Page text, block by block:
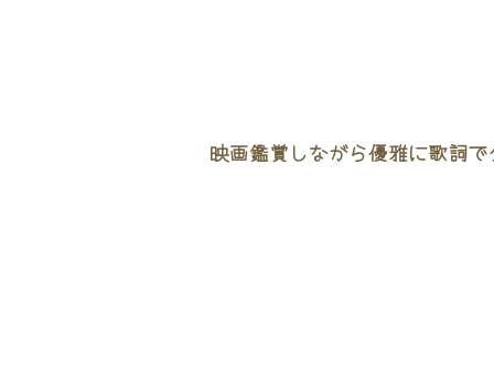
映画鑑賞しながら優雅に歌詞